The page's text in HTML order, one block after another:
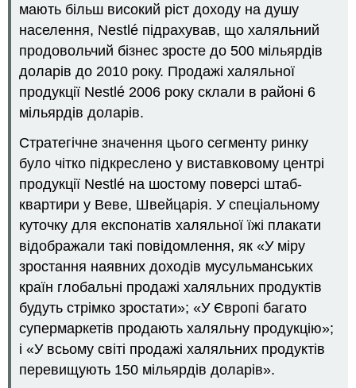
мають більш високий ріст доходу на душу
населення, Nestlé підрахував, що халяльний
продовольчий бізнес зросте до 500 мільярдів
доларів до 2010 року. Продажі халяльної
продукції Nestlé 2006 року склали в районі 6
мільярдів доларів.
Стратегічне значення цього сегменту ринку
було чітко підкреслено у виставковому центрі
продукції Nestlé на шостому поверсі штаб-
квартири у Веве, Швейцарія. У спеціальному
куточку для експонатів халяльної їжі плакати
відображали такі повідомлення, як «У міру
зростання наявних доходів мусульманських
країн глобальні продажі халяльних продуктів
будуть стрімко зростати»; «У Європі багато
супермаркетів продають халяльну продукцію»;
і «У всьому світі продажі халяльних продуктів
перевищують 150 мільярдів доларів».